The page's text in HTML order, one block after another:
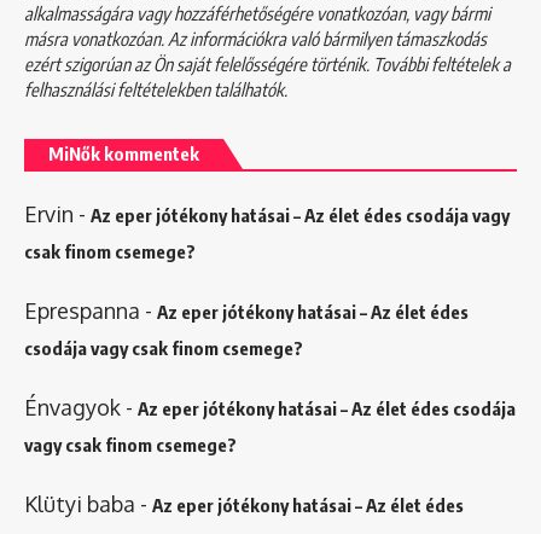
alkalmasságára vagy hozzáférhetőségére vonatkozóan, vagy bármi
másra vonatkozóan. Az információkra való bármilyen támaszkodás
ezért szigorúan az Ön saját felelősségére történik. További feltételek a
felhasználási feltételekbentalálhatók.
MiNők kommentek
Ervin - Az eper jótékony hatásai – Az élet édes csodája vagy
csak finom csemege?
Eprespanna - Az eper jótékony hatásai – Az élet édes
csodája vagy csak finom csemege?
Énvagyok - Az eper jótékony hatásai – Az élet édes csodája
vagy csak finom csemege?
Klütyi baba - Az eper jótékony hatásai – Az élet édes